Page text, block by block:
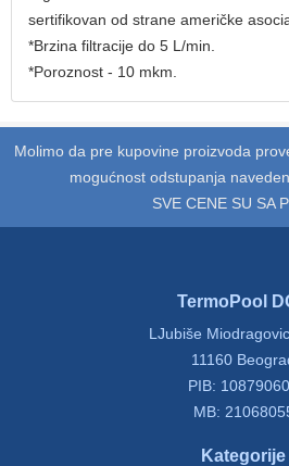
sertifikovan od strane američke
*Brzina filtracije do 5 L/min.
*Poroznost - 10 mkm.
Molimo da pre kupovine proizvoda
mogućnost odstupanja
SVE CENE SU SA
TermoPool
LJubiše
11160
PIB:
MB:
Kategorije